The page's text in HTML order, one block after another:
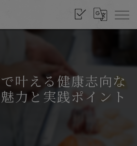
叶える健康志向な
力と実践ポイント